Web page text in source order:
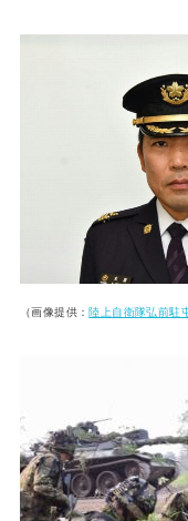
（画像提供：陸上自衛隊弘前駐